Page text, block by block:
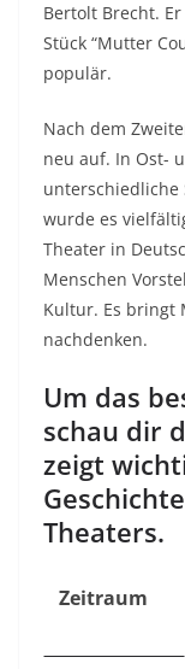
Bertolt Brecht.
Stück “Mutter
populär.
Nach dem
neu auf. In Ost-
unterschiedliche
wurde es
Theater in
Menschen
Kultur. Es bringt
nachdenken.
Um das
schau dir
zeigt
Theaters.
Zeitraum